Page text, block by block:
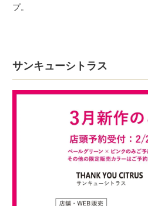
プ。
サンキューシトラス